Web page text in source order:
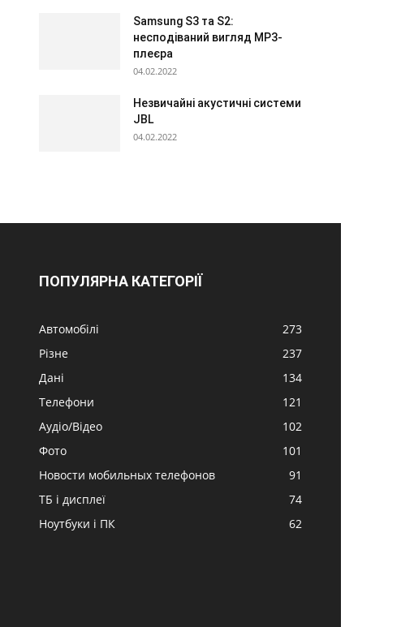
Samsung S3 та S2:
несподіваний вигляд МР3-
плеєра
04.02.2022
Незвичайні акустичні системи
JBL
04.02.2022
ПОПУЛЯРНА КАТЕГОРІЇ
Автомобілі
273
Різне
237
Дані
134
Телефони
121
Аудіо/Відео
102
Фото
101
Новости мобильных телефонов
91
ТБ і дисплеї
74
Ноутбуки і ПК
62